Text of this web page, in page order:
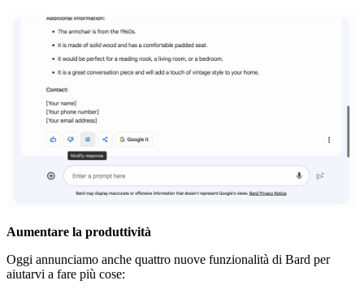
Aumentare la produttività
Oggi annunciamo anche quattro nuove funzionalità di Bard per
aiutarvi a fare più cose: